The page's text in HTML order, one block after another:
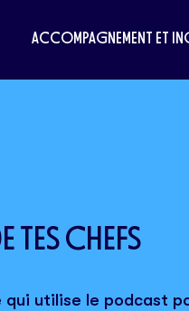
ACCOMPAGNEMENT ET
TES CHEFS
qui utilise le podcast